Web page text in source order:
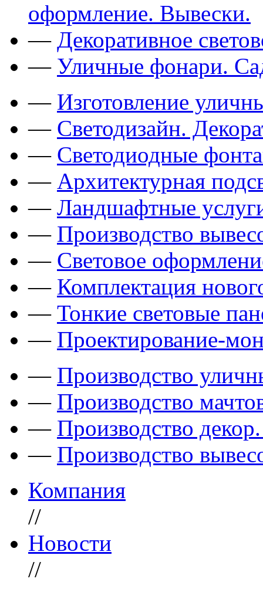
оформление. Вывески.
— Декоративное
— Уличные фонари.
— Изготовление
— Светодизайн.
— Светодиодные
— Архитектурная
— Ландшафтные
— Производство
— Световое
— Комплектация
— Тонкие световые
— Проектирование-
— Производство
— Производство
— Производство
— Производство
Компания
//
Новости
//